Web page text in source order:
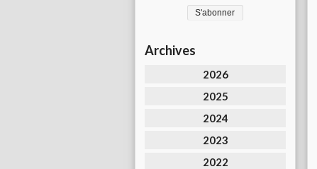
Archives
2026
2025
2024
2023
2022